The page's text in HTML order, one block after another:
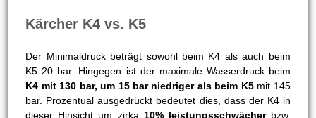
Kärcher K4 vs. K5
Der Minimaldruck beträgt sowohl beim K4 als auch beim
K5 20 bar. Hingegen ist der maximale Wasserdruck beim
K4 mit 130 bar, um 15 bar niedriger als beim K5mit 145
bar. Prozentual ausgedrückt bedeutet dies, dass der K4 in
dieser Hinsicht um zirka 10% leistungsschwächerbzw.